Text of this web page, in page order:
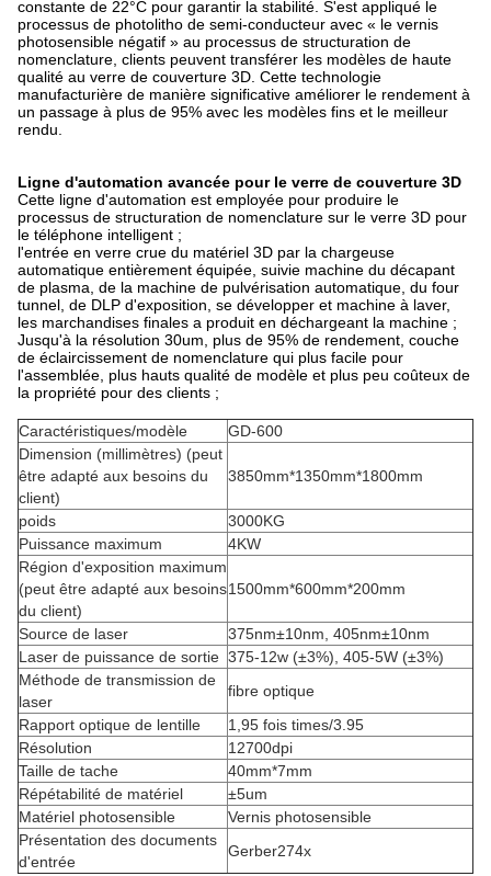
constante de 22°C pour garantir la stabilité. S'est appliqué le
processus de photolitho de semi-conducteur avec « le vernis
photosensible négatif » au processus de structuration de
nomenclature, clients peuvent transférer les modèles de haute
qualité au verre de couverture 3D. Cette technologie
manufacturière de manière significative améliorer le rendement à
un passage à plus de 95% avec les modèles fins et le meilleur
rendu.
Ligne d'automation avancée pour le verre de couverture 3D
Cette ligne d'automation est employée pour produire le
processus de structuration de nomenclature sur le verre 3D pour
le téléphone intelligent ;
l'entrée en verre crue du matériel 3D par la chargeuse
automatique entièrement équipée, suivie machine du décapant
de plasma, de la machine de pulvérisation automatique, du four
tunnel, de DLP d'exposition, se développer et machine à laver,
les marchandises finales a produit en déchargeant la machine ;
Jusqu'à la résolution 30um, plus de 95% de rendement, couche
de éclaircissement de nomenclature qui plus facile pour
l'assemblée, plus hauts qualité de modèle et plus peu coûteux de
la propriété pour des clients ;
Caractéristiques/modèle
GD-600
Dimension (millimètres) (peut
être adapté aux besoins du
client)
3850mm*1350mm*1800mm
poids
3000KG
Puissance maximum
4KW
Région d'exposition maximum
(peut être adapté aux besoins
du client)
1500mm*600mm*200mm
Source de laser
375nm±10nm, 405nm±10nm
Laser de puissance de sortie 375-12w (±3%), 405-5W (±3%)
Méthode de transmission de
laser
fibre optique
Rapport optique de lentille
1,95 fois times/3.95
Résolution
12700dpi
Taille de tache
40mm*7mm
Répétabilité de matériel
±5um
Matériel photosensible
Vernis photosensible
Présentation des documents
d'entrée
Gerber274x